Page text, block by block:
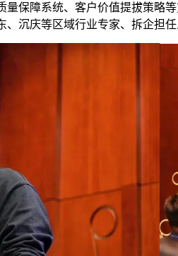
保障系统、客户价值提拔策略
沉庆等区域行业专家、拆企担